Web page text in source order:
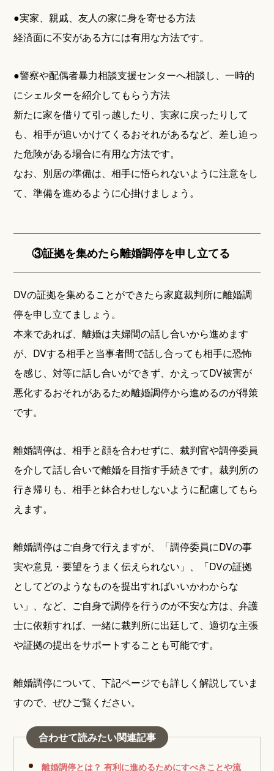
●実家、親戚、友人の家に身を寄せる方法
経済面に不安がある方には有用な方法です。
●警察や配偶者暴力相談支援センターへ相談し、一時的
にシェルターを紹介してもらう方法
新たに家を借りて引っ越したり、実家に戻ったりして
も、相手が追いかけてくるおそれがあるなど、差し迫っ
た危険がある場合に有用な方法です。
なお、別居の準備は、相手に悟られないように注意をし
て、準備を進めるように心掛けましょう。
③証拠を集めたら離婚調停を申し立てる
DVの証拠を集めることができたら家庭裁判所に離婚調
停を申し立てましょう。
本来であれば、離婚は夫婦間の話し合いから進めます
が、DVする相手と当事者間で話し合っても相手に恐怖
を感じ、対等に話し合いができず、かえってDV被害が
悪化するおそれがあるため離婚調停から進めるのが得策
です。
離婚調停は、相手と顔を合わせずに、裁判官や調停委員
を介して話し合いで離婚を目指す手続きです。裁判所の
行き帰りも、相手と鉢合わせしないように配慮してもら
えます。
離婚調停はご自身で行えますが、「調停委員にDVの事
実や意見・要望をうまく伝えられない」、「DVの証拠
としてどのようなものを提出すればいいかわからな
い」、など、ご自身で調停を行うのが不安な方は、弁護
士に依頼すれば、一緒に裁判所に出廷して、適切な主張
や証拠の提出をサポートすることも可能です。
離婚調停について、下記ページでも詳しく解説していま
すので、ぜひご覧ください。
合わせて読みたい関連記事
離婚調停とは？ 有利に進めるためにすべきことや流